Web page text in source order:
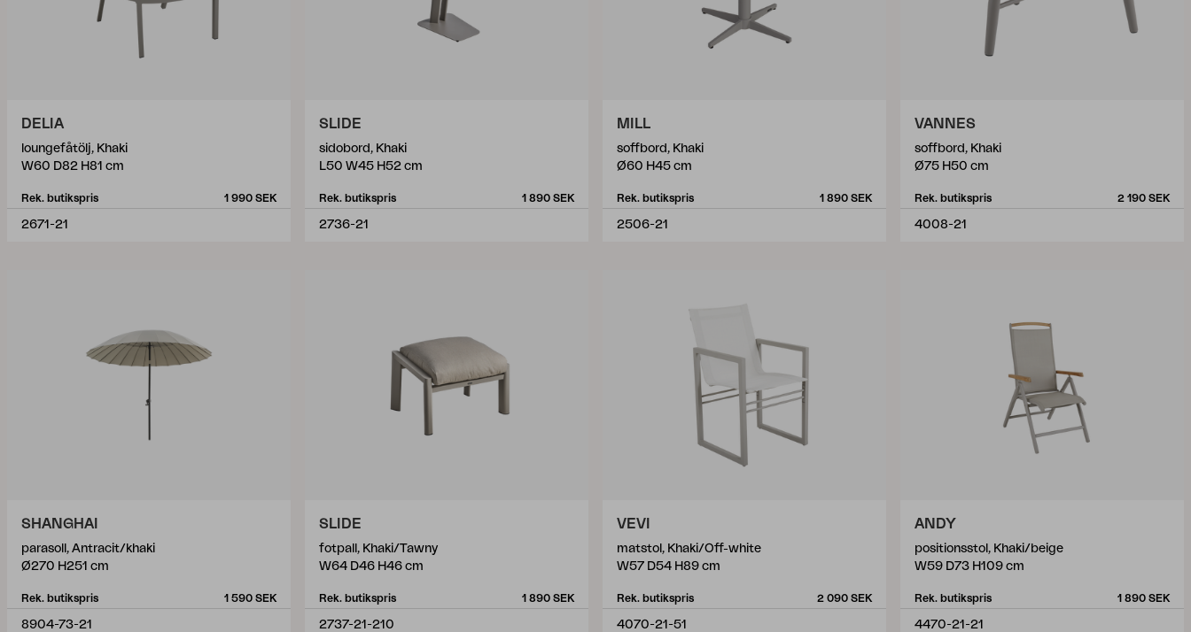
DELIA
loungefåtölj, Khaki
W60 D82 H81 cm
Rek. butikspris 1 990 SEK
2671-21
SLIDE
sidobord, Khaki
L50 W45 H52 cm
Rek. butikspris 1 890 SEK
2736-21
MILL
soffbord, Khaki
Ø60 H45 cm
Rek. butikspris 1 890 SEK
2506-21
VANNES
soffbord, Khaki
Ø75 H50 cm
Rek. butikspris 2 190 SEK
4008-21
SHANGHAI
parasoll, Antracit/khaki
Ø270 H251 cm
Rek. butikspris 1 590 SEK
8904-73-21
SLIDE
fotpall, Khaki/Tawny
W64 D46 H46 cm
Rek. butikspris 1 890 SEK
2737-21-210
VEVI
matstol, Khaki/Off-white
W57 D54 H89 cm
Rek. butikspris 2 090 SEK
4070-21-51
ANDY
positionsstol, Khaki/beige
W59 D73 H109 cm
Rek. butikspris 1 890 SEK
4470-21-21